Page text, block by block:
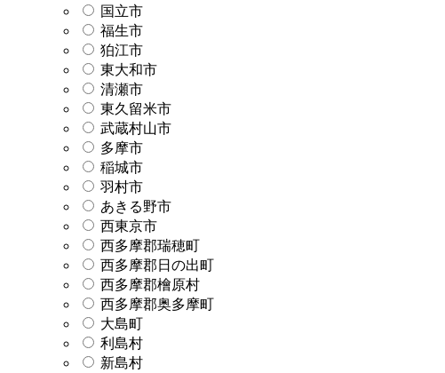
国立市
福生市
狛江市
東大和市
清瀬市
東久留米市
武蔵村山市
多摩市
稲城市
羽村市
あきる野市
西東京市
西多摩郡瑞穂町
西多摩郡日の出町
西多摩郡檜原村
西多摩郡奥多摩町
大島町
利島村
新島村